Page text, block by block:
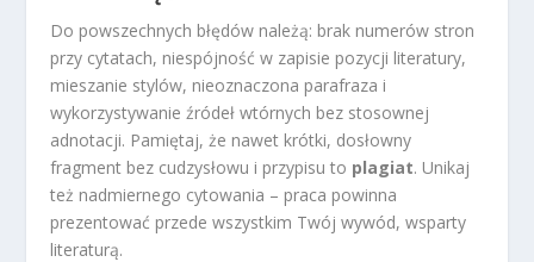
Do powszechnych błędów należą: brak numerów stron
przy cytatach, niespójność w zapisie pozycji literatury,
mieszanie stylów, nieoznaczona parafraza i
wykorzystywanie źródeł wtórnych bez stosownej
adnotacji. Pamiętaj, że nawet krótki, dosłowny
fragment bez cudzysłowu i przypisu to plagiat. Unikaj
też nadmiernego cytowania – praca powinna
prezentować przede wszystkim Twój wywód, wsparty
literaturą.